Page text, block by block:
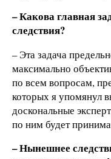
– Какова главная
следствия?
– Эта задача
максимально
по всем вопросам,
которых я упомянул
доскональные
по ним будет
– Нынешнее